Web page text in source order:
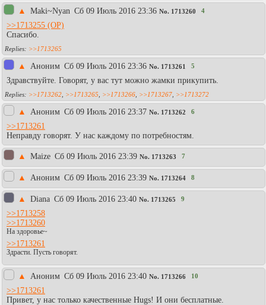
▲ Maki~Nyan Сб 09 Июль 2016 23:36 No. 1713260 4
>>1713255
Спасибо.
>>1713265
▲ Aнoним Сб 09 Июль 2016 23:36 No. 1713261 5
Здравствуйте. Говорят, у вас тут можно жамки прикупить.
>>1713262 >>1713265 >>1713266 >>1713267 >>1713272
▲ Аноним Сб 09 Июль 2016 23:37 No. 1713262 6
>>1713261
Неправду говорят. У нас каждому по потребностям.
▲ Maize Сб 09 Июль 2016 23:39 No. 1713263 7
▲ Аноним Сб 09 Июль 2016 23:39 No. 1713264 8
▲ Diаna Сб 09 Июль 2016 23:40 No. 1713265 9
>>1713258
>>1713260
На здоровье~
>>1713261
Здрасти. Пусть говорят.
▲ Аноним Сб 09 Июль 2016 23:40 No. 1713266 10
>>1713261
Привет, у нас только качественные Hugs! И они бесплатные.